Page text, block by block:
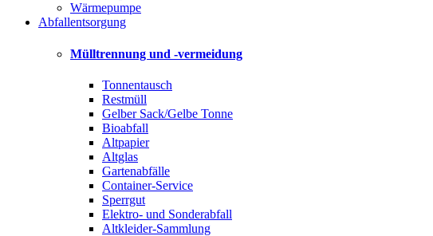
Wärmepumpe
Abfallentsorgung
Mülltrennung und -vermeidung
Tonnentausch
Restmüll
Gelber Sack/Gelbe Tonne
Bioabfall
Altpapier
Altglas
Gartenabfälle
Container-Service
Sperrgut
Elektro- und Sonderabfall
Altkleider-Sammlung